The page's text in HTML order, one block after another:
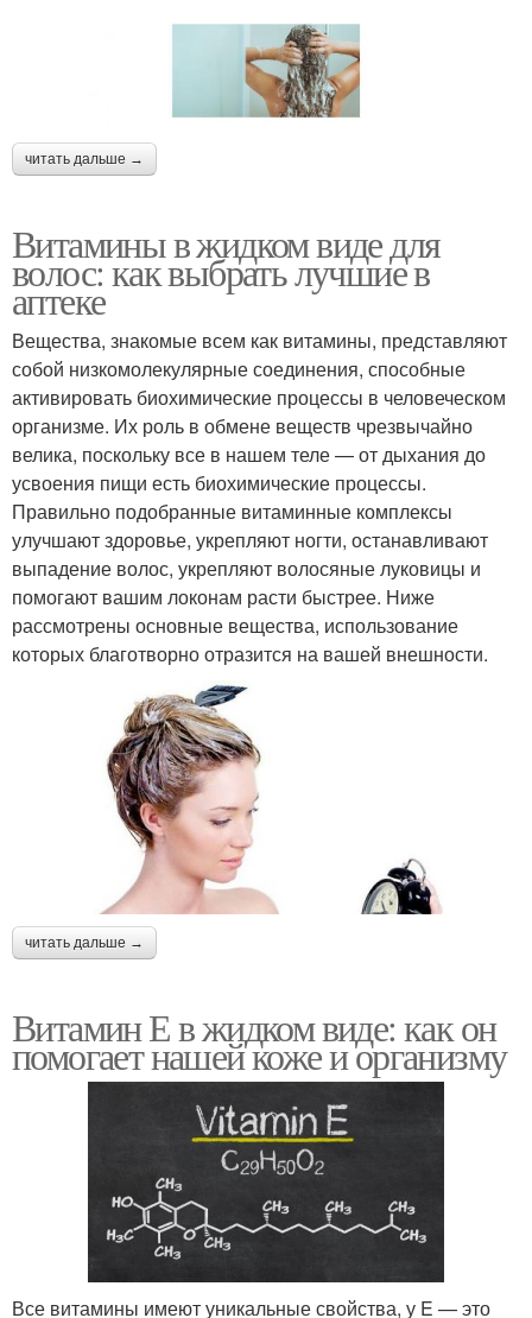
читать дальше →
Витамины в жидком виде для
волос: как выбрать лучшие в
аптеке
Вещества, знакомые всем как витамины, представляют
собой низкомолекулярные соединения, способные
активировать биохимические процессы в человеческом
организме. Их роль в обмене веществ чрезвычайно
велика, поскольку все в нашем теле — от дыхания до
усвоения пищи есть биохимические процессы.
Правильно подобранные витаминные комплексы
улучшают здоровье, укрепляют ногти, останавливают
выпадение волос, укрепляют волосяные луковицы и
помогают вашим локонам расти быстрее. Ниже
рассмотрены основные вещества, использование
которых благотворно отразится на вашей внешности.
читать дальше →
Витамин Е в жидком виде: как он
помогает нашей коже и организму
Все витамины имеют уникальные свойства, у E — это